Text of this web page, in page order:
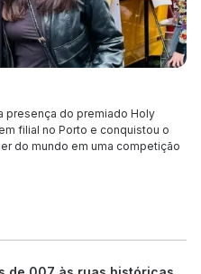
presença do premiado Holy
filial no Porto e conquistou o
do mundo em uma competição